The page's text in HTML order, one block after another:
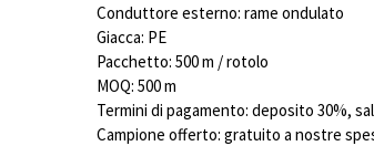
Conduttore esterno: rame ondulato
Giacca: PE
Pacchetto: 500 m / rotolo
MOQ: 500 m
Termini di pagamento: deposito 30%,
Campione offerto: gratuito a nostre